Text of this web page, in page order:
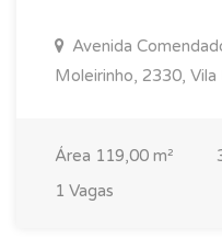
Avenida
Moleirinho, 2330,
Área 119,00 m²
1 Vagas